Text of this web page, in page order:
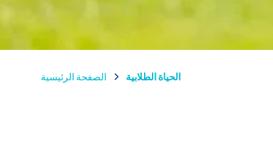
الصفحة الرئيسية الحياة الطلابية